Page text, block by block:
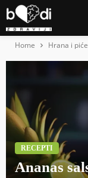
Home Hrana i piće
RECEPTI
Ananas